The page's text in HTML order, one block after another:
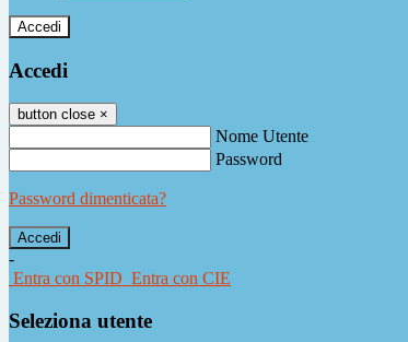
Accedi
Accedi
button close ×
Nome Utente
Password
Password dimenticata?
-
Entra con SPID Entra con CIE
Seleziona utente